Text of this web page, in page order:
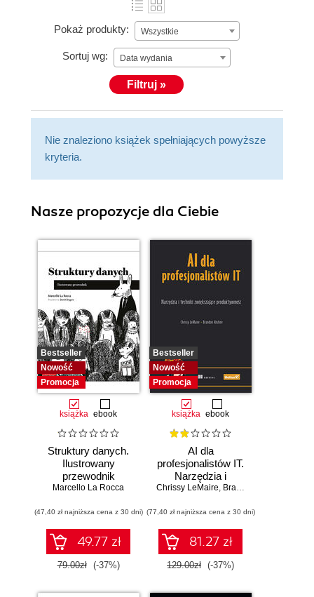
Pokaż produkty: Wszystkie
Sortuj wg: Data wydania
Filtruj »
Nie znaleziono książek spełniających powyższe
kryteria.
Nasze propozycje dla Ciebie
Bestseller
Nowość
Promocja
książka ebook
Struktury danych.
Ilustrowany
przewodnik
Marcello La Rocca
(47,40 zł najniższa cena z 30 dni)
49.77 zł
79.00zł (-37%)
Bestseller
Nowość
Promocja
książka ebook
AI dla
profesjonalistów IT.
Narzędzia i
techniki
produktywność
Chrissy LeMaire, Brandon Abshire
(77,40 zł najniższa cena z 30 dni)
81.27 zł
129.00zł (-37%)